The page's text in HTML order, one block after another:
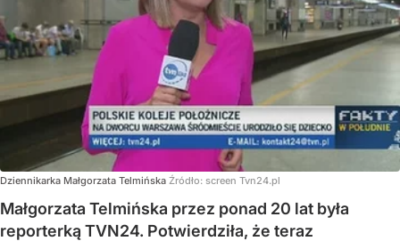
Dziennikarka Małgorzata Telmińska Źródło: screen Tvn24.pl
Małgorzata Telmińska przez ponad 20 lat była
reporterką TVN24. Potwierdziła, że teraz